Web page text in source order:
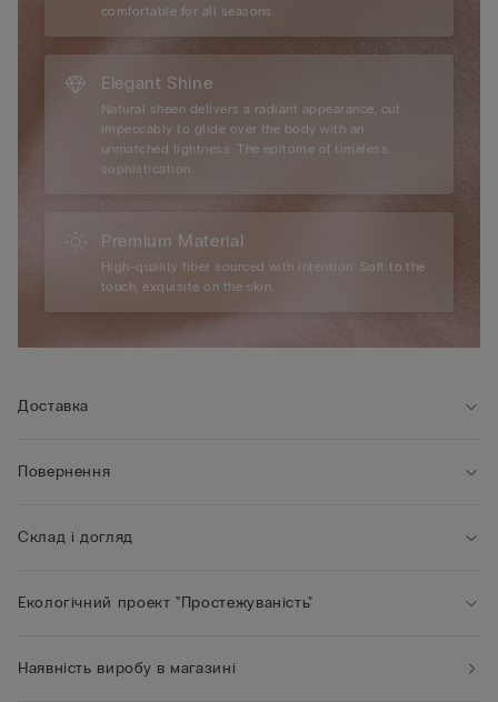
comfortable for all seasons.
Elegant Shine
Natural sheen delivers a radiant appearance, cut
impeccably to glide over the body with an
unmatched lightness. The epitome of timeless
sophistication.
Premium Material
High-quality fiber sourced with intention. Soft to the
touch, exquisite on the skin.
Доставка
Повернення
Склад і догляд
Екологічний проект "Простежуваність"
Наявність виробу в магазині